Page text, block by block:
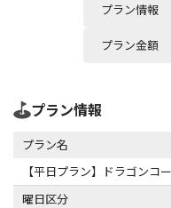
プラン情報
プラン金額
プラン情報
プラン名
【平日プラン】ドラゴンコ
曜日区分